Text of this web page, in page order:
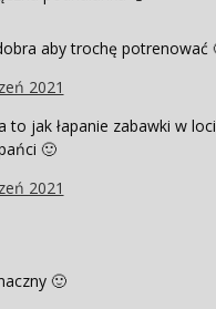
aby trochę potrenować
jak łapanie zabawki w
🙂
🙂